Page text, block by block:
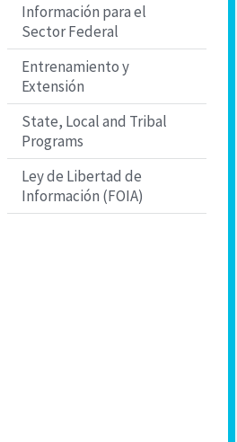
Información para el
Sector Federal
Entrenamiento y
Extensión
State, Local and Tribal
Programs
Ley de Libertad de
Información (FOIA)